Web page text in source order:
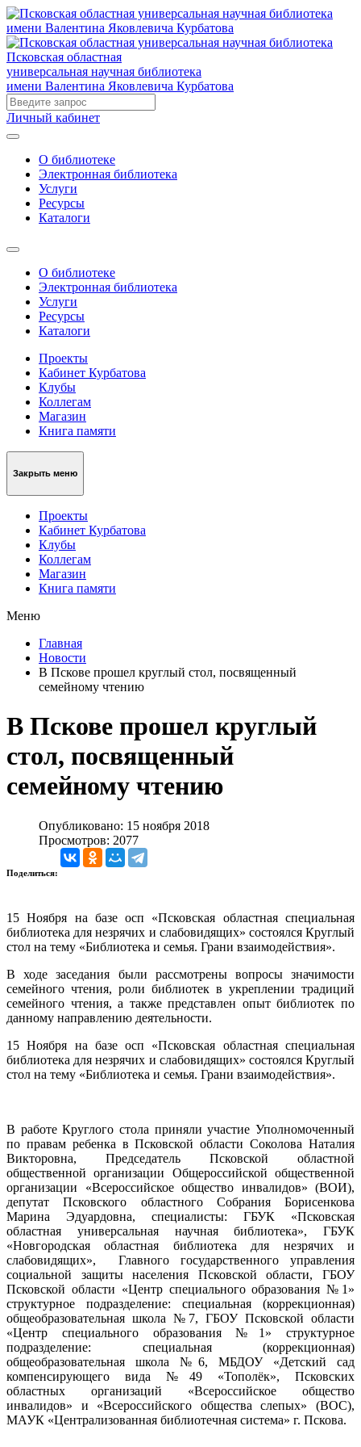
Псковская областная
универсальная научная библиотека
имени Валентина Яковлевича Курбатова
Личный кабинет
О библиотеке
Электронная библиотека
Услуги
Ресурсы
Каталоги
О библиотеке
Электронная библиотека
Услуги
Ресурсы
Каталоги
Проекты
Кабинет Курбатова
Клубы
Коллегам
Магазин
Книга памяти
Закрыть меню
Проекты
Кабинет Курбатова
Клубы
Коллегам
Магазин
Книга памяти
Меню
Главная
Новости
В Пскове прошел круглый стол, посвященный
семейному чтению
В Пскове прошел круглый
стол, посвященный
семейному чтению
Опубликовано: 15 ноября 2018
Просмотров: 2077
Поделиться:
15 Ноября на базе осп «Псковская областная специальная
библиотека для незрячих и слабовидящих» состоялся Круглый
стол на тему «Библиотека и семья. Грани взаимодействия».
В ходе заседания были рассмотрены вопросы значимости
семейного чтения, роли библиотек в укреплении традиций
семейного чтения, а также представлен опыт библиотек по
данному направлению деятельности.
15 Ноября на базе осп «Псковская областная специальная
библиотека для незрячих и слабовидящих» состоялся Круглый
стол на тему «Библиотека и семья. Грани взаимодействия».
В работе Круглого стола приняли участие Уполномоченный
по правам ребенка в Псковской области Соколова Наталия
Викторовна, Председатель Псковской областной
общественной организации Общероссийской общественной
организации «Всероссийское общество инвалидов» (ВОИ),
депутат Псковского областного Собрания Борисенкова
Марина Эдуардовна, специалисты: ГБУК «Псковская
областная универсальная научная библиотека», ГБУК
«Новгородская областная библиотека для незрячих и
слабовидящих», Главного государственного управления
социальной защиты населения Псковской области, ГБОУ
Псковской области «Центр специального образования №1»
структурное подразделение: специальная (коррекционная)
общеобразовательная школа №7, ГБОУ Псковской области
«Центр специального образования №1» структурное
подразделение: специальная (коррекционная)
общеобразовательная школа №6, МБДОУ «Детский сад
компенсирующего вида №49 «Тополёк», Псковских
областных организаций «Всероссийское общество
инвалидов» и «Всероссийского общества слепых» (ВОС),
МАУК «Централизованная библиотечная система» г. Пскова.